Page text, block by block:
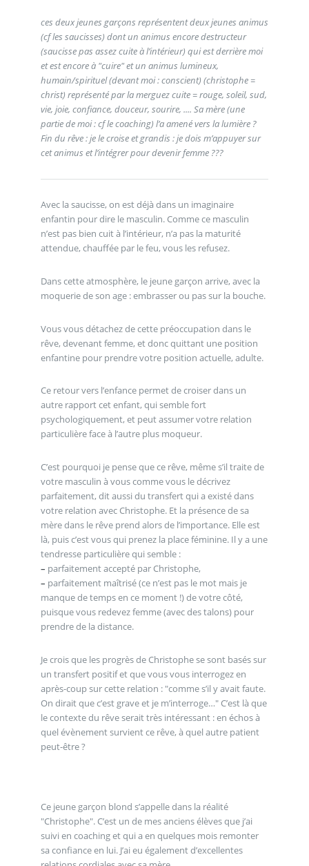
ces deux jeunes garçons représentent deux jeunes animus
(cf les saucisses) dont un animus encore destructeur
(saucisse pas assez cuite à l’intérieur) qui est derrière moi
et est encore à "cuire" et un animus lumineux,
humain/spirituel (devant moi : conscient) (christophe =
christ) représenté par la merguez cuite = rouge, soleil, sud,
vie, joie, confiance, douceur, sourire, .... Sa mère (une
partie de moi : cf le coaching) l’a amené vers la lumière ?
Fin du rêve : je le croise et grandis : je dois m’appuyer sur
cet animus et l’intégrer pour devenir femme ???
Avec la saucisse, on est déjà dans un imaginaire
enfantin pour dire le masculin. Comme ce masculin
n’est pas bien cuit à l’intérieur, n’a pas la maturité
attendue, chauffée par le feu, vous les refusez.
Dans cette atmosphère, le jeune garçon arrive, avec la
moquerie de son age : embrasser ou pas sur la bouche.
Vous vous détachez de cette préoccupation dans le
rêve, devenant femme, et donc quittant une position
enfantine pour prendre votre position actuelle, adulte.
Ce retour vers l’enfance permet de croiser dans un
autre rapport cet enfant, qui semble fort
psychologiquement, et peut assumer votre relation
particulière face à l’autre plus moqueur.
C’est pourquoi je pense que ce rêve, même s’il traite de
votre masculin à vous comme vous le décrivez
parfaitement, dit aussi du transfert qui a existé dans
votre relation avec Christophe. Et la présence de sa
mère dans le rêve prend alors de l’importance. Elle est
là, puis c’est vous qui prenez la place féminine. Il y a une
tendresse particulière qui semble :
– parfaitement accepté par Christophe,
– parfaitement maîtrisé (ce n’est pas le mot mais je
manque de temps en ce moment !) de votre côté,
puisque vous redevez femme (avec des talons) pour
prendre de la distance.
Je crois que les progrès de Christophe se sont basés sur
un transfert positif et que vous vous interrogez en
après-coup sur cette relation : "comme s’il y avait faute.
On dirait que c’est grave et je m’interroge…" C’est là que
le contexte du rêve serait très intéressant : en échos à
quel évènement survient ce rêve, à quel autre patient
peut-être ?
Ce jeune garçon blond s’appelle dans la réalité
"Christophe". C’est un de mes anciens élèves que j’ai
suivi en coaching et qui a en quelques mois remonter
sa confiance en lui. J’ai eu également d’excellentes